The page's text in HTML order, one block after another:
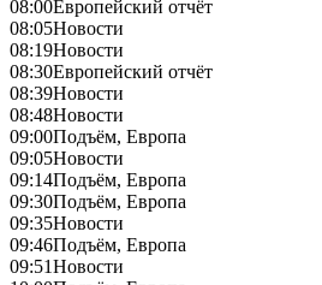
08:00Европейский отчёт
08:05Новости
08:19Новости
08:30Европейский отчёт
08:39Новости
08:48Новости
09:00Подъём, Европа
09:05Новости
09:14Подъём, Европа
09:30Подъём, Европа
09:35Новости
09:46Подъём, Европа
09:51Новости